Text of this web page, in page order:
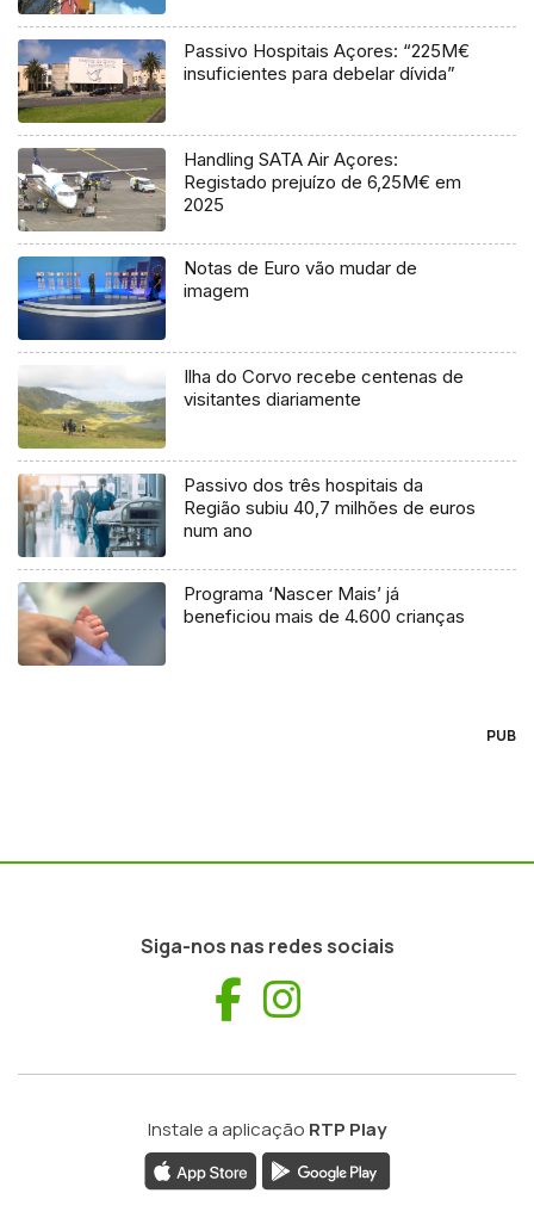
Passivo Hospitais Açores: “225M€
insuficientes para debelar dívida”
Handling SATA Air Açores:
Registado prejuízo de 6,25M€ em
2025
Notas de Euro vão mudar de
imagem
Ilha do Corvo recebe centenas de
visitantes diariamente
Passivo dos três hospitais da
Região subiu 40,7 milhões de euros
num ano
Programa ‘Nascer Mais’ já
beneficiou mais de 4.600 crianças
PUB
Siga-nos nas redes sociais
Facebook
Instale a aplicação RTP Play